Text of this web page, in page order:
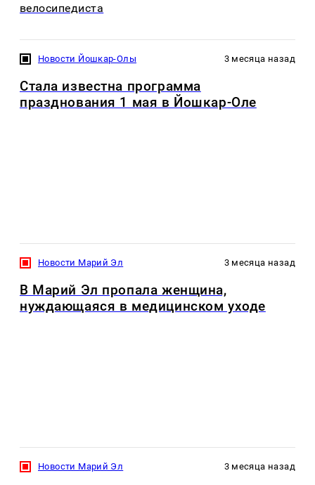
велосипедиста
Новости Йошкар-Олы 3 месяца назад
Стала известна программа
празднования 1 мая в Йошкар-Оле
Новости Марий Эл 3 месяца назад
В Марий Эл пропала женщина,
нуждающаяся в медицинском уходе
Новости Марий Эл 3 месяца назад